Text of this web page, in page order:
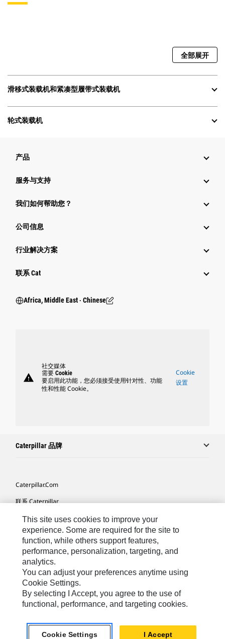
全部展开
滑移式装载机和紧凑型履带式装载机
轮式装载机
产品
服务与支持
我们如何帮助您？
公司信息
行业解决方案
行业
联系 Cat
Africa, Middle East ‧ Chinese
warning
社交媒体
需要 Cookie
要启用此功能，您必须接受使用针对性、功能
性和性能 Cookie。
Cookie
设置
Caterpillar 品牌
Caterpillar.com
联系 Caterpillar
我的营销首选项
站点地图
Cookie Settings
法律
隐私
Africa, Middle East ‧ Chinese© 2026 Caterpillar. 保留所有权利
This site uses cookies to improve your
experience. Some are required for the site to
function, while others support features,
performance, personalization, targeting, and
analytics.
You can adjust your preferences anytime using
Cookie Settings.
By selecting I Accept, you agree to the use of
functional, performance, and targeting cookies.
Cookie Settings I Accept